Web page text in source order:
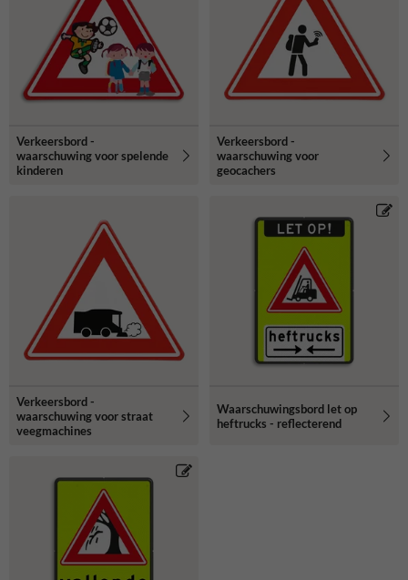
Verkeersbord -
waarschuwing voor spelende
kinderen
Verkeersbord -
waarschuwing voor
geocachers
Verkeersbord -
waarschuwing voor straat
veegmachines
Waarschuwingsbord let op
heftrucks - reflecterend